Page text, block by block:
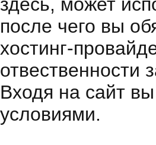
после чего вы
хостинг-
отвественности
Входя на сайт
условиями.